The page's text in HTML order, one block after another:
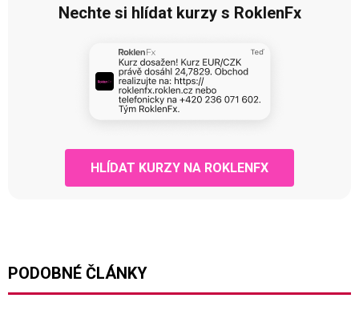
Nechte si hlídat kurzy s RoklenFx
HLÍDAT KURZY NA ROKLENFX
PODOBNÉ ČLÁNKY